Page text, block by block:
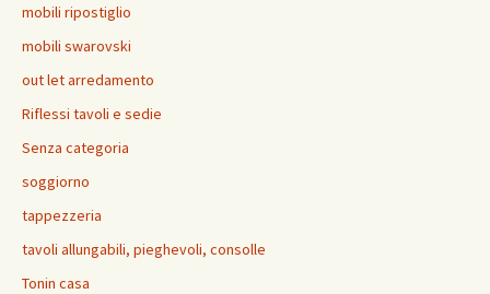
mobili ripostiglio
mobili swarovski
out let arredamento
Riflessi tavoli e sedie
Senza categoria
soggiorno
tappezzeria
tavoli allungabili, pieghevoli, consolle
Tonin casa